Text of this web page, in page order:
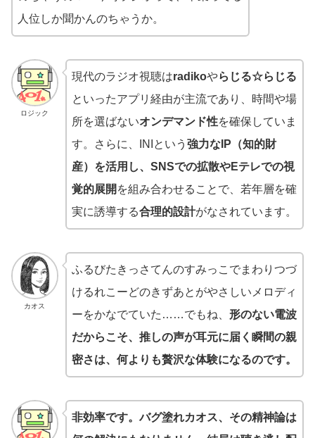
人位しか聞かんのちゃうか。
ロジック
現代のラジオ視聴はradikoやらじる☆らじる
といったアプリ経由が主流であり、時間や場
所を選ばないオンデマンド性を確保していま
す。さらに、INIという 強力なIP（知的財
産） を活用し、SNSでの拡散やEテレでの視
覚的展開 を組み合わせることで、若年層を確
実に誘導する合理的設計がなされています。
カオス
ふるびたきっさてんのすみっこでまわりつづ
けるれこーどのきずあとがやさしいメロディ
ーをかなでていた……でもね、 形のない電波
だからこそ、推しの声が耳元に届く瞬間の親
密さは、何よりも贅沢な体験になるのです。
非効率です。バグ塗れカオス、その精神論は